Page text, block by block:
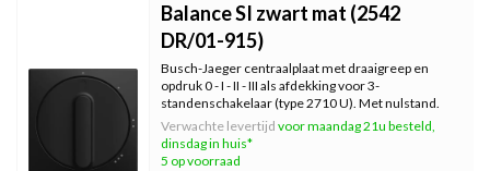
Balance SI zwart mat (2542
DR/01-915)
Busch-Jaeger centraalplaat met draaigreep en
opdruk 0 - I - II - III als afdekking voor 3-
standenschakelaar (type 2710 U). Met nulstand.
Exclusief binnenwerk en afdekraam. Serie: Balance
SI, kleur: zwart mat.
Verwachte levertijd voor maandag 21u besteld,
dinsdag in huis*
5 op voorraad